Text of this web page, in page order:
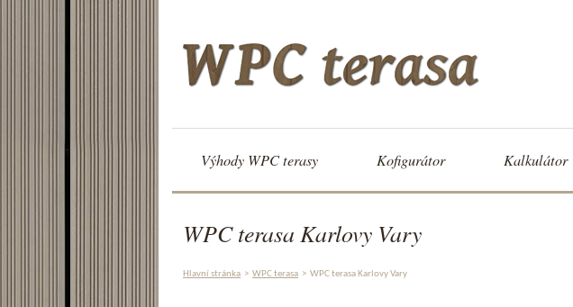
Výhody WPC terasy Kofigurátor Kalkulátor
WPC terasa Karlovy Vary
Hlavní stránka > WPC terasa > WPC terasa Karlovy Vary